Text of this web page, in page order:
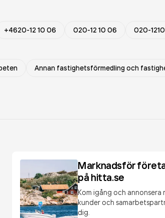
+4620-12 10 06 020-12 10 06 020-
Annan fastighetsförmedling och
Marknadsför
på hitta.se
Kom igång och annonsera
kunder och
dig.